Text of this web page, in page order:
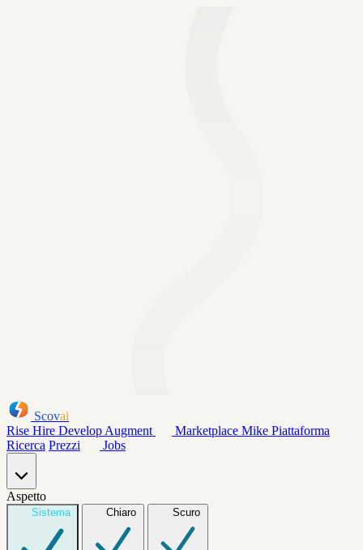
Scovai
Rise Hire Develop Augment Marketplace Mike Piattaforma
Ricerca Prezzi Jobs
Aspetto
Sistema Chiaro Scuro